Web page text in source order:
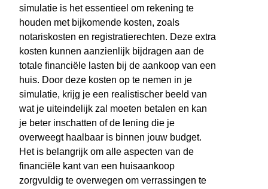
simulatie is het essentieel om rekening te
houden met bijkomende kosten, zoals
notariskosten en registratierechten. Deze extra
kosten kunnen aanzienlijk bijdragen aan de
totale financiële lasten bij de aankoop van een
huis. Door deze kosten op te nemen in je
simulatie, krijg je een realistischer beeld van
wat je uiteindelijk zal moeten betalen en kan
je beter inschatten of de lening die je
overweegt haalbaar is binnen jouw budget.
Het is belangrijk om alle aspecten van de
financiële kant van een huisaankoop
zorgvuldig te overwegen om verrassingen te